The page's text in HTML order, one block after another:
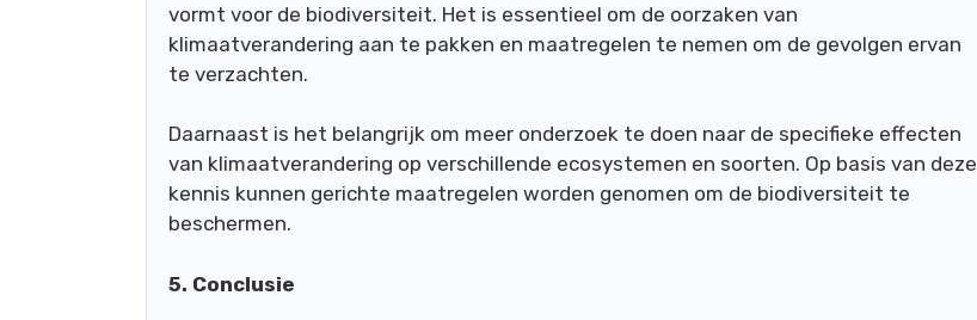
vormt voor de biodiversiteit. Het is essentieel om de oorzaken van
klimaatverandering aan te pakken en maatregelen te nemen om de gevolgen ervan
te verzachten.
Daarnaast is het belangrijk om meer onderzoek te doen naar de specifieke effecten
van klimaatverandering op verschillende ecosystemen en soorten. Op basis van deze
kennis kunnen gerichte maatregelen worden genomen om de biodiversiteit te
beschermen.
5. Conclusie